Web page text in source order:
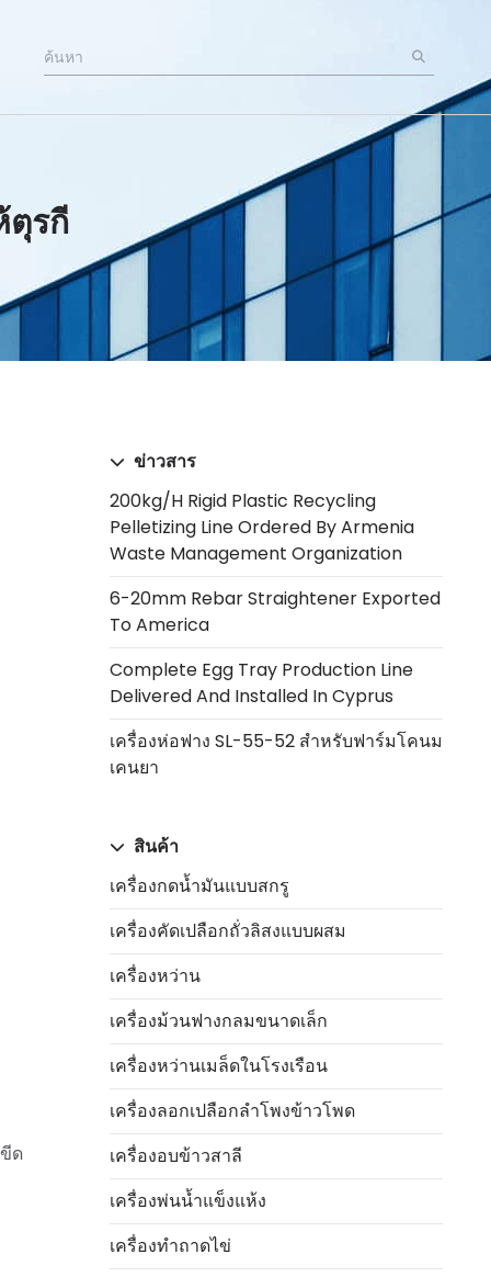
รกี
ด
ข่าวสาร
200kg/h Rigid Plastic Recycling
Pelletizing Line Ordered By Armenia
Waste Management Organization
6-20mm Rebar Straightener Exported
To America
Complete Egg Tray Production Line
Delivered And Installed In Cyprus
เครื่องห่อฟาง SL-55-52 สำหรับฟาร์มโคนม
เคนยา
สินค้า
เครื่องกดน้ำมันแบบสกรู
เครื่องคัดเปลือกถั่วลิสงแบบผสม
เครื่องหว่าน
เครื่องม้วนฟางกลมขนาดเล็ก
เครื่องหว่านเมล็ดในโรงเรือน
เครื่องลอกเปลือกลำโพงข้าวโพด
เครื่องอบข้าวสาลี
เครื่องพ่นน้ำแข็งแห้ง
เครื่องทำถาดไข่